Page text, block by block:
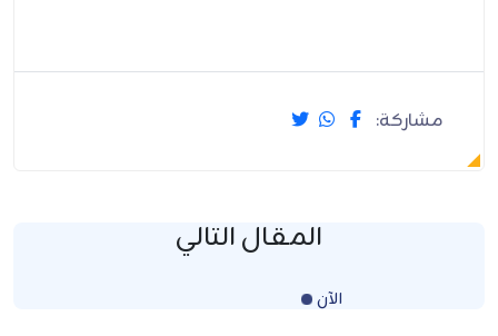
مشاركة:
المقال التالي
الآن Loading...